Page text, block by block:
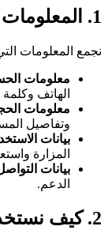
1. المعلومات التي نجمعها
نجمع المعلومات
معلومات
الهاتف
معلومات
وتفاصيل
بيانات
المزارة
بيانات
الدعم.
2. كيف نستخدم معلوماتك